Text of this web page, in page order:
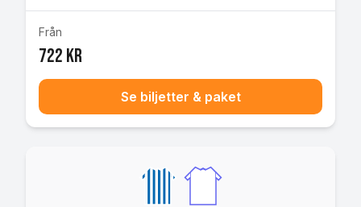
Från
722 kr
Se biljetter & paket